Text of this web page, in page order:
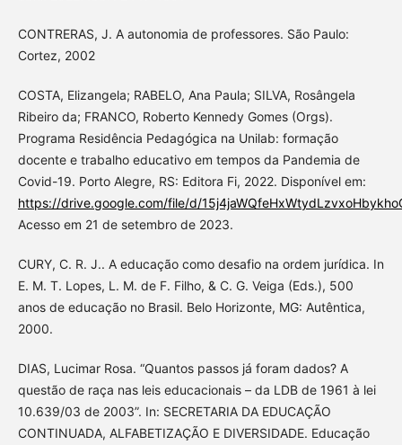
CONTRERAS, J. A autonomia de professores. São Paulo:
Cortez, 2002
COSTA, Elizangela; RABELO, Ana Paula; SILVA, Rosângela
Ribeiro da; FRANCO, Roberto Kennedy Gomes (Orgs).
Programa Residência Pedagógica na Unilab: formação
docente e trabalho educativo em tempos da Pandemia de
Covid-19. Porto Alegre, RS: Editora Fi, 2022. Disponível em:
https://drive.google.com/file/d/
Acesso em 21 de setembro de 2023.
CURY, C. R. J.. A educação como desafio na ordem jurídica. In
E. M. T. Lopes, L. M. de F. Filho, & C. G. Veiga (Eds.), 500
anos de educação no Brasil. Belo Horizonte, MG: Autêntica,
2000.
DIAS, Lucimar Rosa. “Quantos passos já foram dados? A
questão de raça nas leis educacionais – da LDB de 1961 à lei
10.639/03 de 2003”. In: SECRETARIA DA EDUCAÇÃO
CONTINUADA, ALFABETIZAÇÃO E DIVERSIDADE. Educação